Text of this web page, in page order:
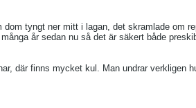
tyngt ner mitt i lagan, det skramlade om
år sedan nu så det är säkert både
där finns mycket kul. Man undrar verkligen